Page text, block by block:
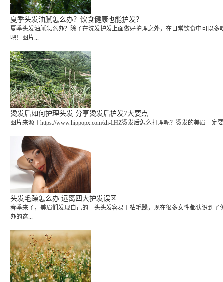
夏季头发油腻怎么办？饮食健康也能护发？
夏季头发油腻怎么办？除了在洗发护发上面做好护理之外，在日常饮食中可以
吧！图片...
烫发后如何护理头发 分享烫发后护发7大要点
图片来源于https://www.hippopx.com/zh-LHZ烫发后怎么打理呢？烫发的美眉一
头发毛躁怎么办 远离四大护发误区
春季来了，美眉们发现自己的一头头发容易干枯毛躁，现在很多女性都认识到
办的这...